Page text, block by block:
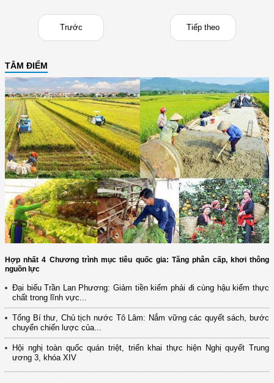
Trước Tiếp theo
TÂM ĐIỂM
Hợp nhất 4 Chương trình mục tiêu quốc gia: Tăng phân cấp, khơi thông
nguồn lực
Đại biểu Trần Lan Phương: Giảm tiền kiểm phải đi cùng hậu kiểm thực
chất trong lĩnh vực...
Tổng Bí thư, Chủ tịch nước Tô Lâm: Nắm vững các quyết sách, bước
chuyển chiến lược của...
Hội nghị toàn quốc quán triệt, triển khai thực hiện Nghị quyết Trung
ương 3, khóa XIV